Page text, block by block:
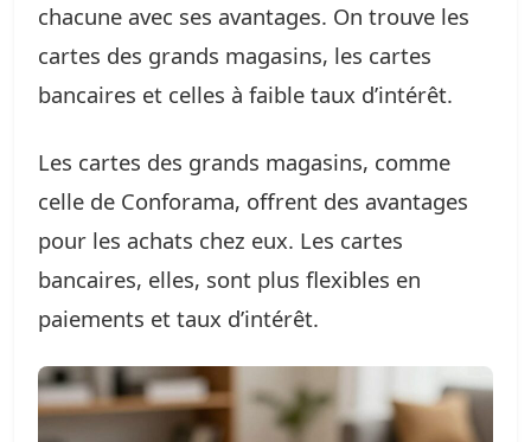
chacune avec ses avantages. On trouve les
cartes des grands magasins, les cartes
bancaires et celles à faible taux d’intérêt.
Les cartes des grands magasins, comme
celle de Conforama, offrent des avantages
pour les achats chez eux. Les cartes
bancaires, elles, sont plus flexibles en
paiements et taux d’intérêt.